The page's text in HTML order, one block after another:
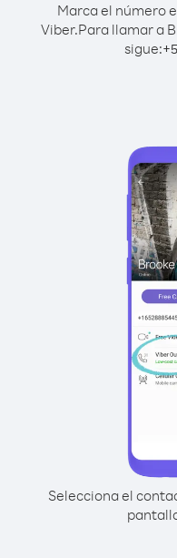
Marca el número
Viber.Para llamar a
sigue:+
Selecciona el